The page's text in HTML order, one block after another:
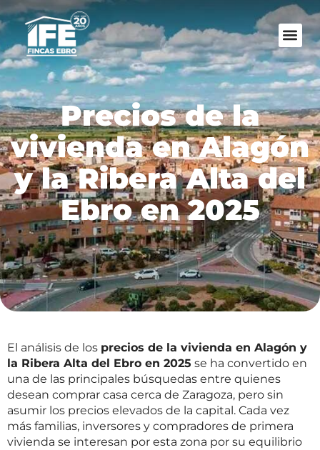
Precios de la
vivienda en Alagón
y la Ribera Alta del
Ebro en 2025
El análisis de los precios de la vivienda en Alagón y
la Ribera Alta del Ebro en 2025 se ha convertido en
una de las principales búsquedas entre quienes
desean comprar casa cerca de Zaragoza, pero sin
asumir los precios elevados de la capital. Cada vez
más familias, inversores y compradores de primera
vivienda se interesan por esta zona por su equilibrio